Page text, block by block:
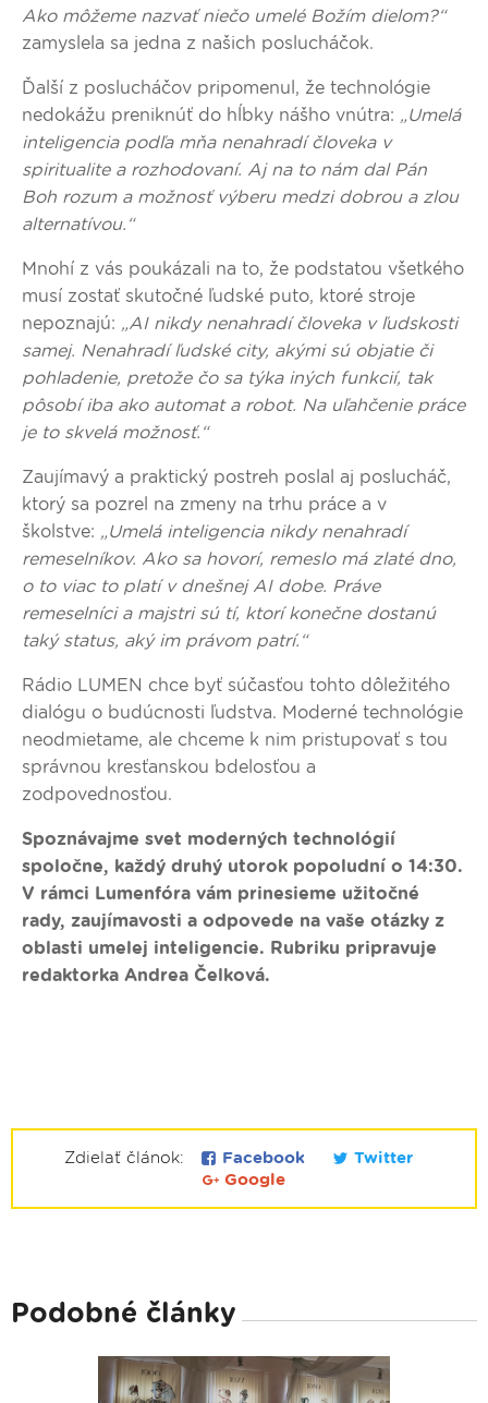
Ako môžeme nazvať niečo umelé Božím dielom?“
zamyslela sa jedna z našich poslucháčok.
Ďalší z poslucháčov pripomenul, že technológie
nedokážu preniknúť do hĺbky nášho vnútra: „Umelá
inteligencia podľa mňa nenahradí človeka v
spiritualite a rozhodovaní. Aj na to nám dal Pán
Boh rozum a možnosť výberu medzi dobrou a zlou
alternatívou.“
Mnohí z vás poukázali na to, že podstatou všetkého
musí zostať skutočné ľudské puto, ktoré stroje
nepoznajú: „AI nikdy nenahradí človeka v ľudskosti
samej. Nenahradí ľudské city, akými sú objatie či
pohladenie, pretože čo sa týka iných funkcií, tak
pôsobí iba ako automat a robot. Na uľahčenie práce
je to skvelá možnosť.“
Zaujímavý a praktický postreh poslal aj poslucháč,
ktorý sa pozrel na zmeny na trhu práce a v
školstve: „Umelá inteligencia nikdy nenahradí
remeselníkov. Ako sa hovorí, remeslo má zlaté dno,
o to viac to platí v dnešnej AI dobe. Práve
remeselníci a majstri sú tí, ktorí konečne dostanú
taký status, aký im právom patrí.“
Rádio LUMEN chce byť súčasťou tohto dôležitého
dialógu o budúcnosti ľudstva. Moderné technológie
neodmietame, ale chceme k nim pristupovať s tou
správnou kresťanskou bdelosťou a
zodpovednosťou.
Spoznávajme svet moderných technológií
spoločne, každý druhý utorok popoludní o 14:30.
V rámci Lumenfóra vám prinesieme užitočné
rady, zaujímavosti a odpovede na vaše otázky z
oblasti umelej inteligencie. Rubriku pripravuje
redaktorka Andrea Čelková.
Zdielať článok: Facebook
Twitter
Google
Podobné články